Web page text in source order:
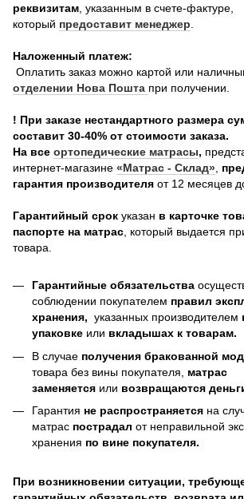
реквизитам, указанным в счете-фактуре,
который предоставит менеджер.
Наложенный платеж:
Оплатить заказ можно картой или
отделении Нова Пошта при получении.
! При заказе нестандартного размера
составит 30-40% от стоимости заказа.
На все ортопедические матрасы,
интернет-магазине «Матрас - Склад»,
гарантия производителя от 12 месяцев
Гарантийный срок указан в карточке
паспорте на матрас, который выдается
товара.
Гарантийные обязательства
соблюдении покупателем правил
хранения, указанных производителем
упаковке или вкладышах к товарам.
В случае получения бракованной
товара без вины покупателя, матрас
заменяется или возвращаются
Гарантия не распространяется на
матрас пострадал от неправильной
хранения по вине покупателя.
При возникновении ситуации,